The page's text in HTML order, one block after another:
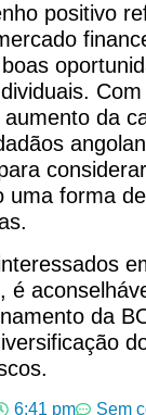
positivo
da
uma forma
é
da
6:41 pm
Sem